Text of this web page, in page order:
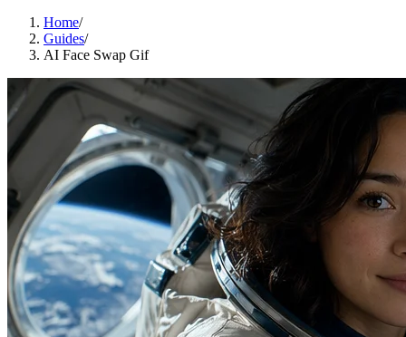
Home/
Guides/
AI Face Swap Gif